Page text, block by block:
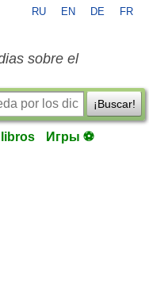
RU EN DE FR
sobre el
¡Buscar!
libros Игры ⚽